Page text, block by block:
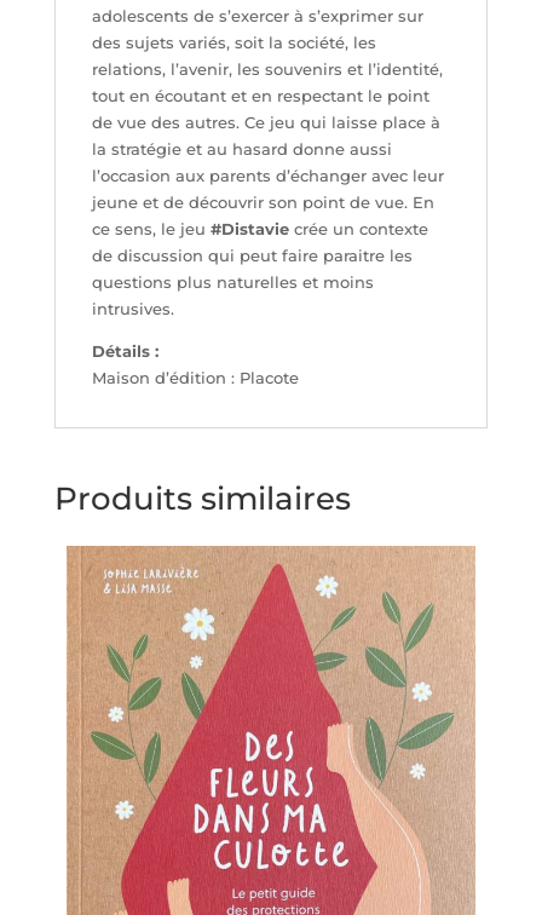
adolescents de s’exercer à s’exprimer sur
des sujets variés, soit la société, les
relations, l’avenir, les souvenirs et l’identité,
tout en écoutant et en respectant le point
de vue des autres. Ce jeu qui laisse place à
la stratégie et au hasard donne aussi
l’occasion aux parents d’échanger avec leur
jeune et de découvrir son point de vue. En
ce sens, le jeu #Distaviecrée un contexte
de discussion qui peut faire paraitre les
questions plus naturelles et moins
intrusives.
Détails :
Maison d’édition : Placote
Produits similaires